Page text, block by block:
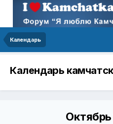
Календарь
Календарь
Октябрь